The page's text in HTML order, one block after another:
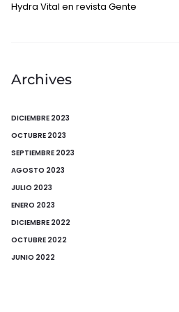
Hydra Vital en revista Gente
Archives
DICIEMBRE 2023
OCTUBRE 2023
SEPTIEMBRE 2023
AGOSTO 2023
JULIO 2023
ENERO 2023
DICIEMBRE 2022
OCTUBRE 2022
JUNIO 2022